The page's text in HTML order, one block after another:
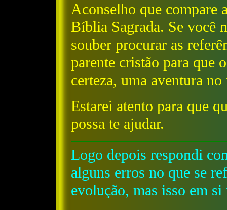
Aconselho que compare
Bíblia Sagrada. Se você
souber procurar as
parente cristão para que
certeza, uma aventura
Estarei atento para que
possa te ajudar.
Logo depois respondi
alguns erros no que se
evolução, mas isso em